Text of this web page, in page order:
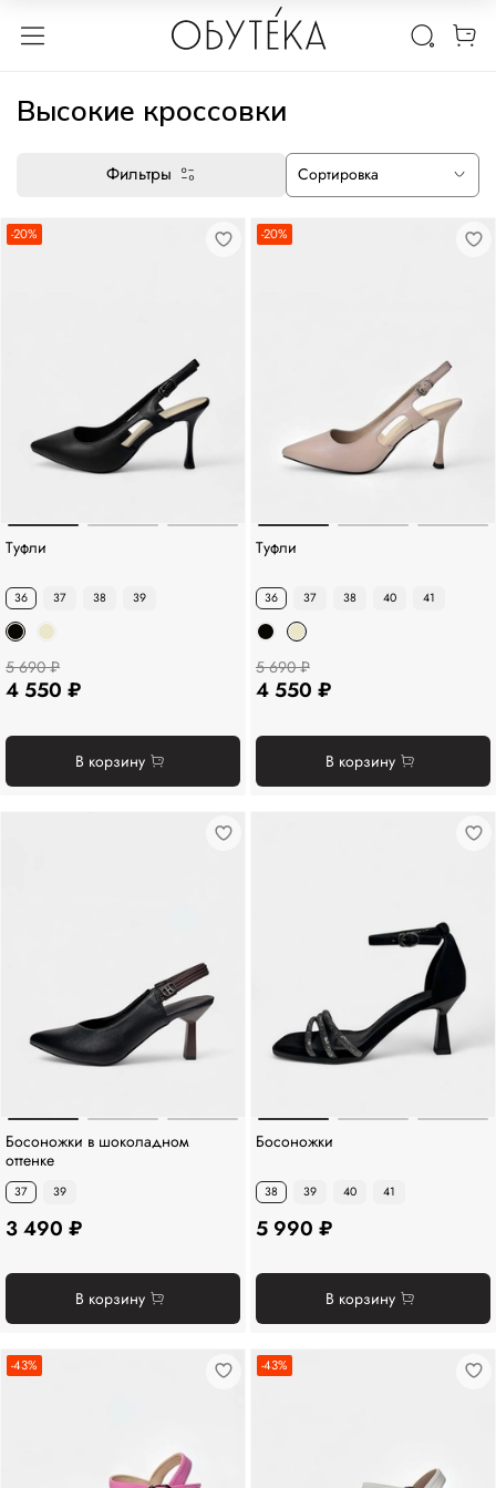
Высокие кроссовки
Фильтры
-20%
Туфли
36 37 38 39
5 690 ₽
4 550 ₽
В корзину
-20%
Туфли
36 37 38 40 41
5 690 ₽
4 550 ₽
В корзину
Босоножки в шоколадном
оттенке
37 39
3 490 ₽
В корзину
Босоножки
38 39 40 41
5 990 ₽
В корзину
-43% -43%